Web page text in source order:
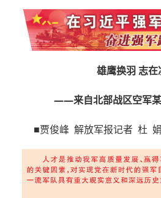
雄鹰换羽 志在
——来自北部战区空军
■贾俊峰 解放军报记者 杜